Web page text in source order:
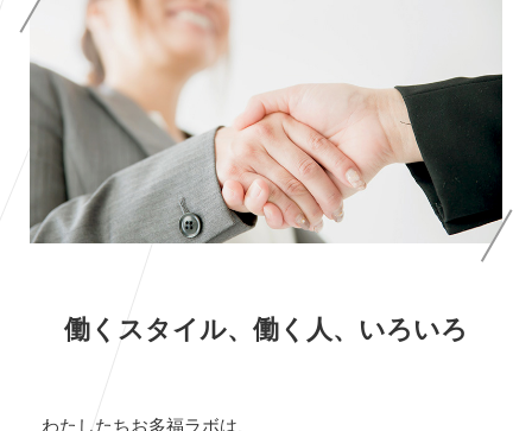
働くスタイル、働く人、いろいろ
わたしたちお多福ラボは、